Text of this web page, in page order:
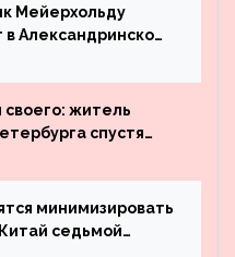
Мейерхольду
в Александринском
своего: житель
спустя
в Казахстан
минимизировать
седьмой